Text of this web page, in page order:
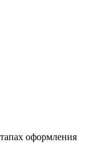
оформления